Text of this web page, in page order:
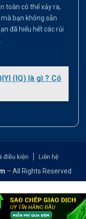
toàn có thể xảy ra,
bạn không sẵn
đã hiểu hết các rủi
(IQ) là gì ? Có
điều kiện Liên hệ
– All Rights Reserved